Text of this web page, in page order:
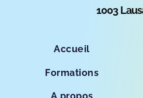
1003
Accueil
Formations